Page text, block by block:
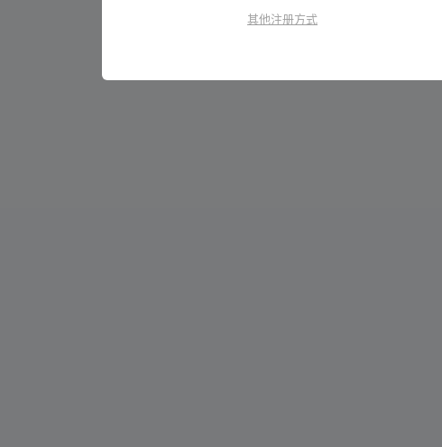
其他注册方式